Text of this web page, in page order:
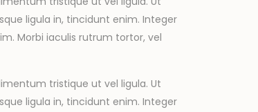
ligula in, tincidunt enim. Integer
Morbi iaculis rutrum tortor, vel
tristique ut vel ligula. Ut
ligula in, tincidunt enim. Integer